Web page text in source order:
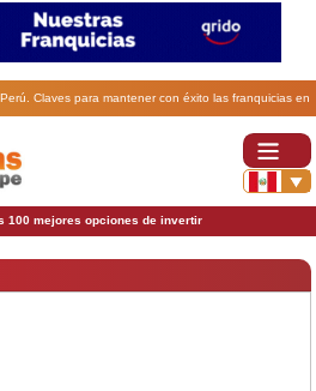
Claves para mantener con éxito las franquicias en
100 mejores opciones de invertir